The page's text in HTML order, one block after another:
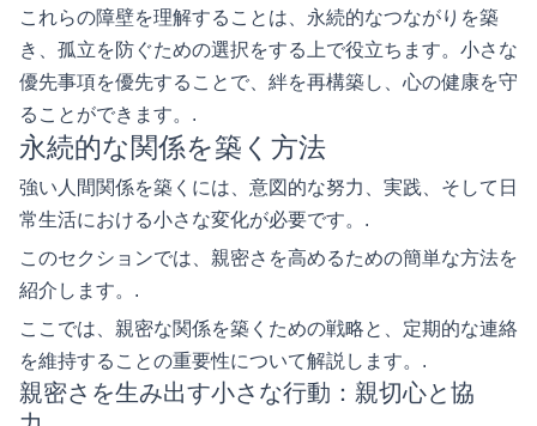
これらの障壁を理解することは、永続的なつながりを築
き、孤立を防ぐための選択をする上で役立ちます。小さな
優先事項を優先することで、絆を再構築し、心の健康を守
ることができます。.
永続的な関係を築く方法
強い人間関係を築くには、意図的な努力、実践、そして日
常生活における小さな変化が必要です。.
このセクションでは、親密さを高めるための簡単な方法を
紹介します。.
ここでは、親密な関係を築くための戦略と、定期的な連絡
を維持することの重要性について解説します。.
親密さを生み出す小さな行動：親切心と協